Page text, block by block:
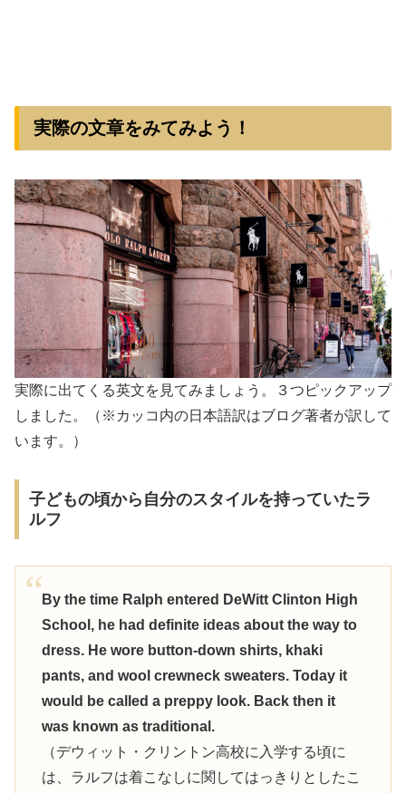
実際の文章をみてみよう！
実際に出てくる英文を見てみましょう。３つピックアップ
しました。（※カッコ内の日本語訳はブログ著者が訳して
います。）
子どもの頃から自分のスタイルを持っていたラ
ルフ
By the time Ralph entered DeWitt Clinton High
School, he had definite ideas about the way to
dress. He wore button-down shirts, khaki
pants, and wool crewneck sweaters. Today it
would be called a preppy look. Back then it
was known as traditional.
（デウィット・クリントン高校に入学する頃に
は、ラルフは着こなしに関してはっきりとしたこ